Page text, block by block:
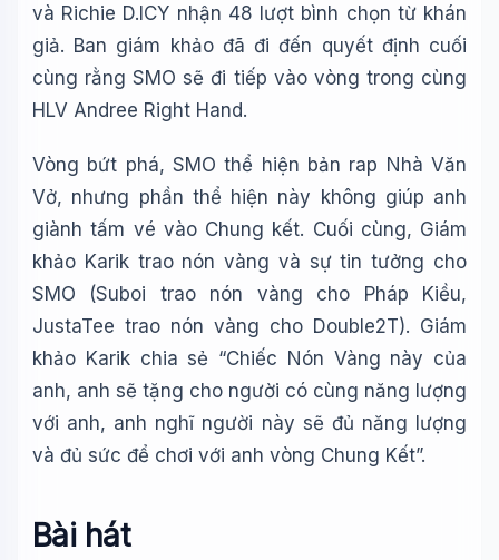
và Richie D.ICY nhận 48 lượt bình chọn từ khán
giả. Ban giám khảo đã đi đến quyết định cuối
cùng rằng SMO sẽ đi tiếp vào vòng trong cùng
HLV Andree Right Hand.
Vòng bứt phá, SMO thể hiện bản rap Nhà Văn
Vở, nhưng phần thể hiện này không giúp anh
giành tấm vé vào Chung kết. Cuối cùng, Giám
khảo Karik trao nón vàng và sự tin tưởng cho
SMO (Suboi trao nón vàng cho Pháp Kiều,
JustaTee trao nón vàng cho Double2T). Giám
khảo Karik chia sẻ “Chiếc Nón Vàng này của
anh, anh sẽ tặng cho người có cùng năng lượng
với anh, anh nghĩ người này sẽ đủ năng lượng
và đủ sức để chơi với anh vòng Chung Kết”.
Bài hát